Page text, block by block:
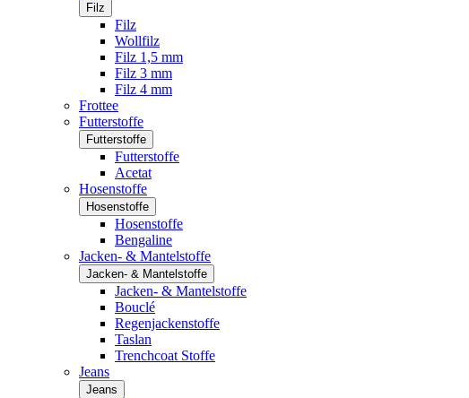
Filz
Filz
Wollfilz
Filz 1,5 mm
Filz 3 mm
Filz 4 mm
Frottee
Futterstoffe
Futterstoffe
Futterstoffe
Acetat
Hosenstoffe
Hosenstoffe
Hosenstoffe
Bengaline
Jacken- & Mantelstoffe
Jacken- & Mantelstoffe
Jacken- & Mantelstoffe
Bouclé
Regenjackenstoffe
Taslan
Trenchcoat Stoffe
Jeans
Jeans